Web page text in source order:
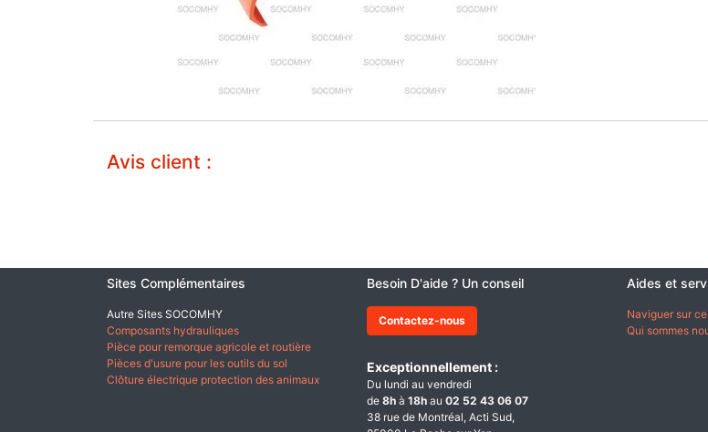
Avis client :
Sites Complémentaires
Autre Sites SOCOMHY
Composants hydrauliques
Pièce pour remorque agricole et routière
Pièces d'usure pour les outils du sol
Clôture électrique protection des animaux
Besoin D'aide ? Un conseil
Contactez-nous
Exceptionnellement :
Du lundi au vendredi
de 8h à 18h au 02 52 43 06 07
38 rue de Montréal, Acti Sud,
Aides et
Naviguer sur
Qui sommes